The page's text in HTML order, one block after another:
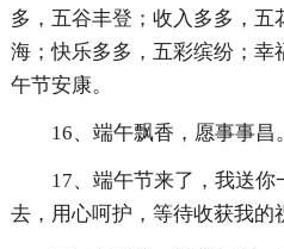
多，五谷丰登；收入多多，五
海；快乐多多，五彩缤纷；幸
午节安康。
16、端午飘香，愿事事昌
17、端午节来了，我送
去，用心呵护，等待收获我的